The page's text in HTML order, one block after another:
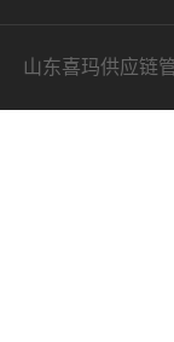
山东喜玛供应链